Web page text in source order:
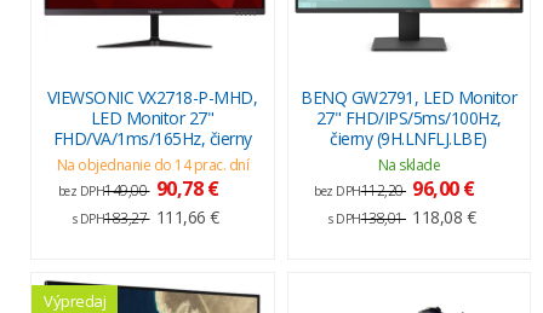
VIEWSONIC VX2718-P-MHD,
LED Monitor 27"
FHD/VA/1ms/165Hz, čierny
Na objednanie do 14 prac. dní
bez DPH149,00 90,78 €
s DPH183,27 111,66 €
BENQ GW2791, LED Monitor
27" FHD/IPS/5ms/100Hz,
čierny (9H.LNFLJ.LBE)
Na sklade
bez DPH112,20 96,00 €
s DPH138,01 118,08 €
Výpredaj